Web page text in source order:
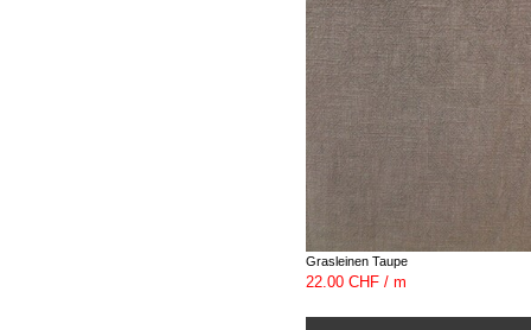
Grasleinen Taupe
22.00 CHF / m